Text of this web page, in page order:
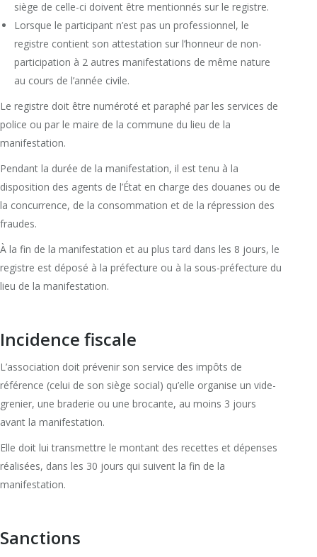
siège de celle-ci doivent être mentionnés sur le registre.
Lorsque le participant n’est pas un professionnel, le
registre contient son attestation sur l’honneur de non-
participation à 2 autres manifestations de même nature
au cours de l’année civile.
Le registre doit être numéroté et paraphé par les services de
police ou par le maire de la commune du lieu de la
manifestation.
Pendant la durée de la manifestation, il est tenu à la
disposition des agents de l’État en charge des douanes ou de
la concurrence, de la consommation et de la répression des
fraudes.
À la fin de la manifestation et au plus tard dans les 8 jours, le
registre est déposé à la préfecture ou à la sous-préfecture du
lieu de la manifestation.
Incidence fiscale
L’association doit prévenir son service des impôts de
référence (celui de son siège social) qu’elle organise un vide-
grenier, une braderie ou une brocante, au moins 3 jours
avant la manifestation.
Elle doit lui transmettre le montant des recettes et dépenses
réalisées, dans les 30 jours qui suivent la fin de la
manifestation.
Sanctions